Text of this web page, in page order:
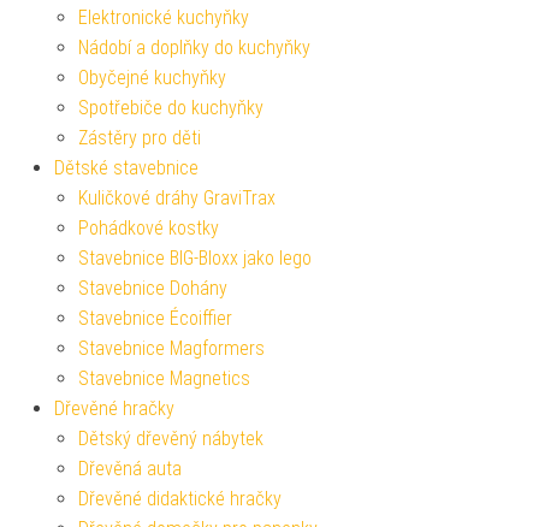
Elektronické kuchyňky
Nádobí a doplňky do kuchyňky
Obyčejné kuchyňky
Spotřebiče do kuchyňky
Zástěry pro děti
Dětské stavebnice
Kuličkové dráhy GraviTrax
Pohádkové kostky
Stavebnice BIG-Bloxx jako lego
Stavebnice Dohány
Stavebnice Écoiffier
Stavebnice Magformers
Stavebnice Magnetics
Dřevěné hračky
Dětský dřevěný nábytek
Dřevěná auta
Dřevěné didaktické hračky